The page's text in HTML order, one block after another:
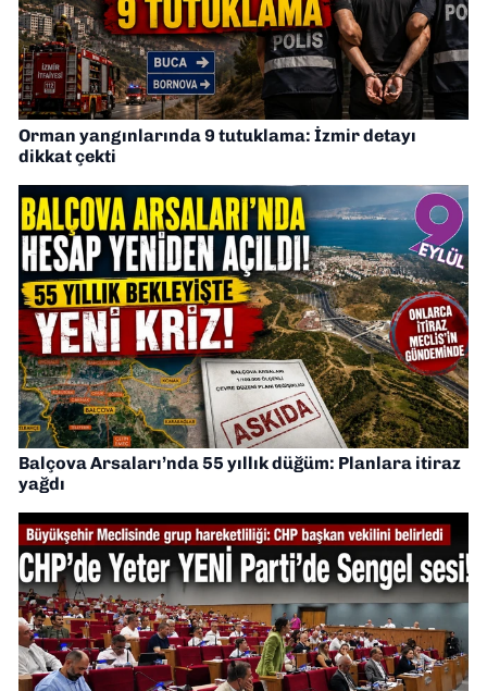
Orman yangınlarında 9 tutuklama: İzmir detayı
dikkat çekti
Balçova Arsaları’nda 55 yıllık düğüm: Planlara itiraz
yağdı